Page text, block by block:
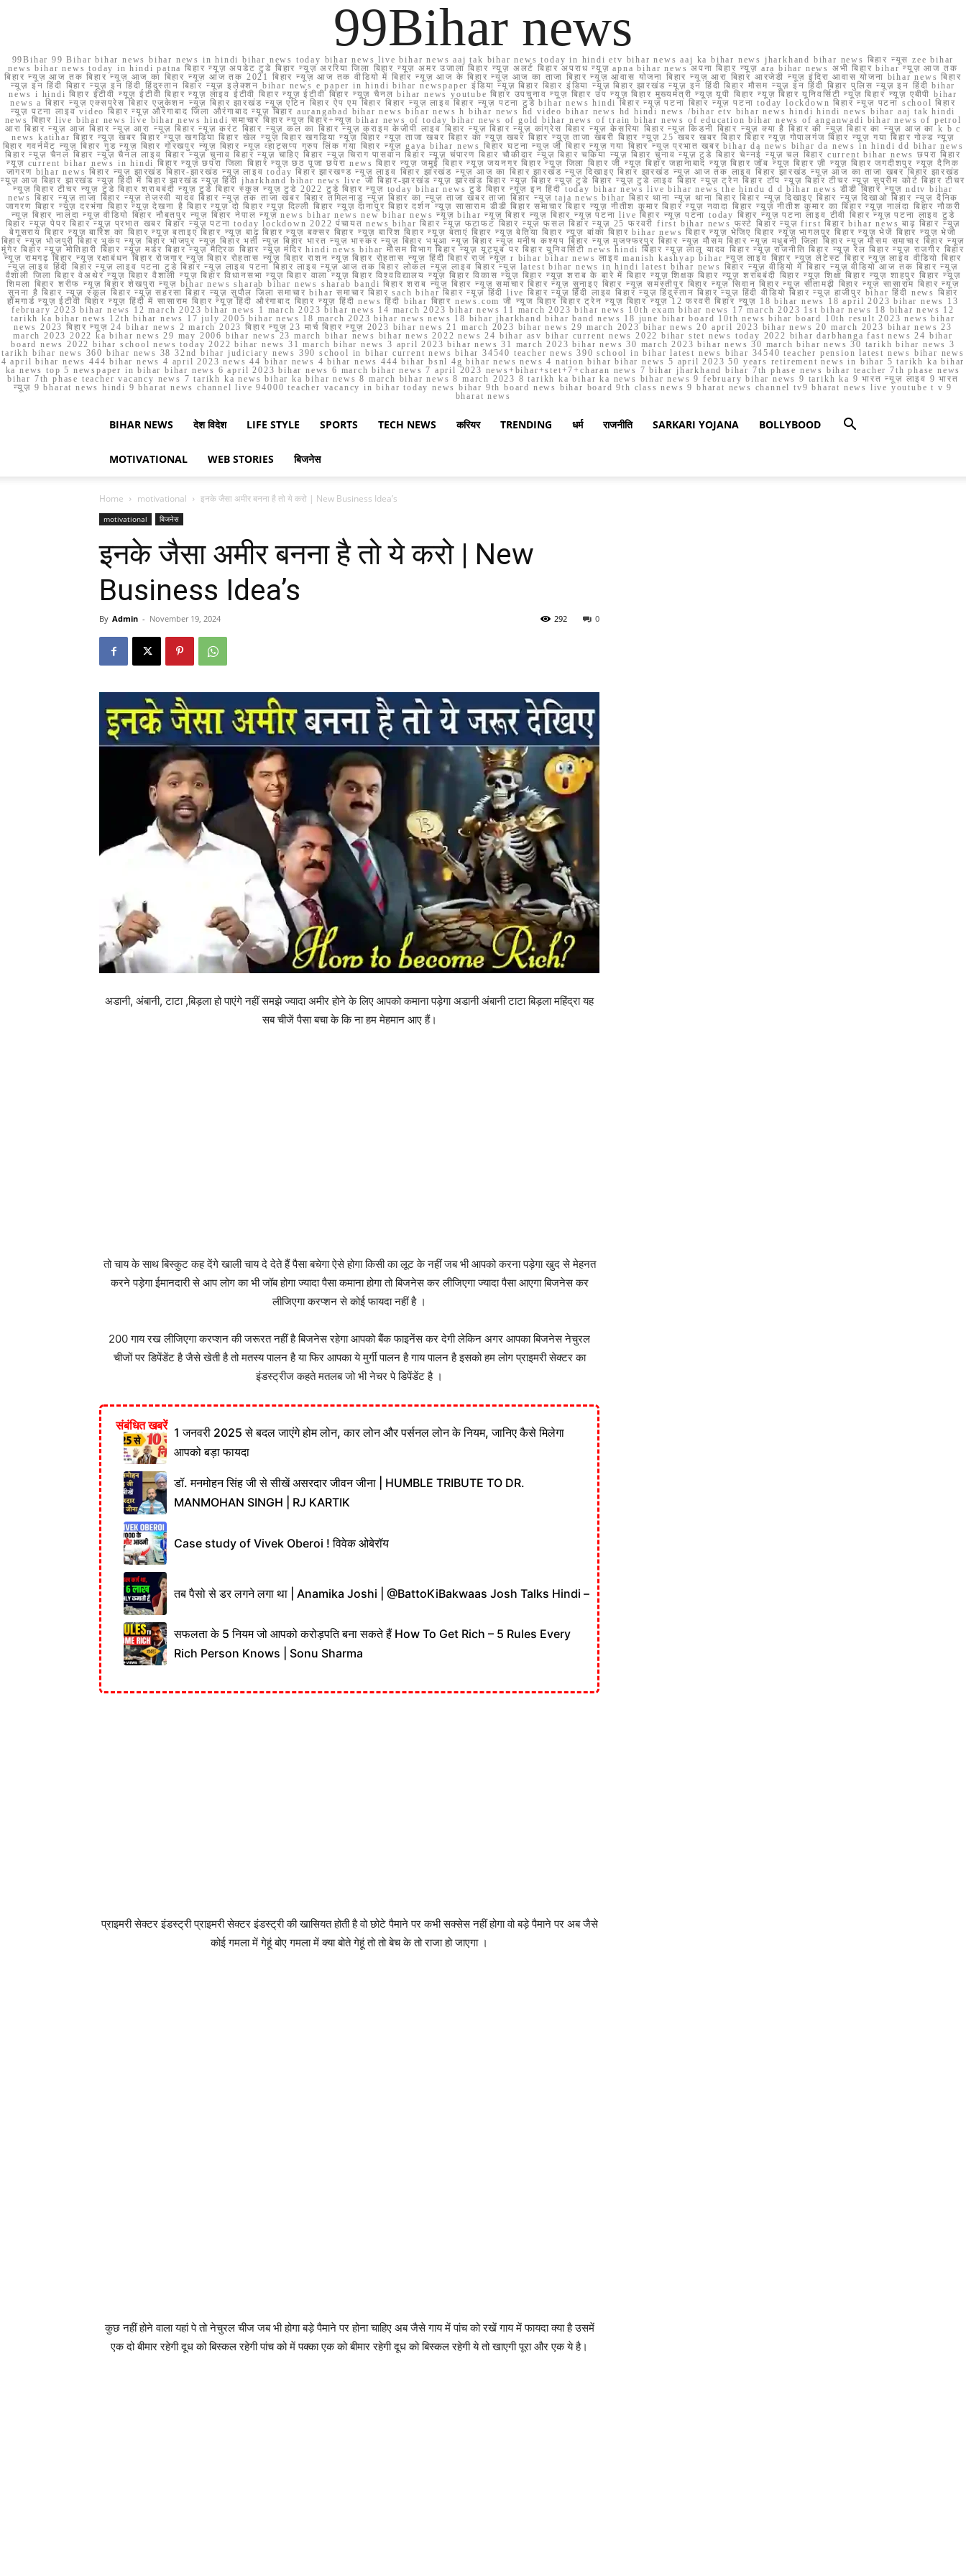
99Bihar news
99Bihar 99 Bihar bihar news bihar news in hindi bihar news today bihar news live bihar news aaj tak bihar news today in hindi etv bihar news aaj ka bihar news jharkhand bihar news बिहार न्यूस zee bihar
news bihar news today in hindi patna बिहार न्यूज़ अपडेट टुडे बिहार न्यूज़ अररिया जिला बिहार न्यूज़ अमर उजाला बिहार न्यूज़ अलर्ट बिहार अपराध न्यूज़ apna bihar news अपना बिहार न्यूज़ ara bihar news अभी बिहार bihar न्यूज़ आज तक
बिहार न्यूज़ आज तक बिहार न्यूज़ आज का बिहार न्यूज़ आज तक 2021 बिहार न्यूज़ आज तक वीडियो में बिहार न्यूज़ आज के बिहार न्यूज़ आज का ताजा बिहार न्यूज़ आवास योजना बिहार न्यूज़ आरा बिहार आरजेडी न्यूज़ इंदिरा आवास योजना bihar news बिहार
न्यूज़ इन हिंदी बिहार न्यूज़ इन हिंदी हिंदुस्तान बिहार न्यूज़ इलेक्शन bihar news e paper in hindi bihar newspaper इंडिया न्यूज़ बिहार बिहार इंडिया न्यूज़ बिहार झारखंड न्यूज़ इन हिंदी बिहार मौसम न्यूज़ इन हिंदी बिहार पुलिस न्यूज़ इन हिंदी bihar
news i hindi बिहार ईटीवी न्यूज़ ईटीवी बिहार न्यूज़ लाइव ईटीवी बिहार न्यूज़ ईटीवी बिहार न्यूज़ चैनल bihar news youtube बिहार उपचुनाव न्यूज़ बिहार उप न्यूज़ बिहार मुख्यमंत्री न्यूज़ यूपी बिहार न्यूज़ बिहार यूनिवर्सिटी न्यूज़ बिहार न्यूज़ एबीपी bihar
news a बिहार न्यूज़ एक्सप्रेस बिहार एजुकेशन न्यूज़ बिहार झारखंड न्यूज़ एटिन बिहार ऐप एम बिहार बिहार न्यूज़ लाइव बिहार न्यूज़ पटना टुडे bihar news hindi बिहार न्यूज़ पटना बिहार न्यूज़ पटना today lockdown बिहार न्यूज़ पटना school बिहार
न्यूज़ पटना लाइव video बिहार न्यूज़ औरंगाबाद जिला औरंगाबाद न्यूज़ बिहार aurangabad bihar news bihar news h bihar news hd video bihar news hd hindi news /bihar etv bihar news hindi hindi news bihar aaj tak hindi
news बिहार live bihar news live bihar news hindi समाचार बिहार न्यूज़ बिहार+न्यूज़ bihar news of today bihar news of gold bihar news of train bihar news of education bihar news of anganwadi bihar news of petrol
आरा बिहार न्यूज़ आज बिहार न्यूज़ आरा न्यूज़ बिहार न्यूज़ करंट बिहार न्यूज़ कल का बिहार न्यूज़ क्राइम केजीपी लाइव बिहार न्यूज़ बिहार न्यूज़ कांग्रेस बिहार न्यूज़ केसरिया बिहार न्यूज़ किडनी बिहार न्यूज़ क्या है बिहार की न्यूज़ बिहार का न्यूज़ आज का k b c
news katihar बिहार न्यूज़ खबर बिहार न्यूज़ खगड़िया बिहार खेल न्यूज़ बिहार खगड़िया न्यूज़ बिहार न्यूज़ ताजा खबर बिहार का न्यूज़ खबर बिहार न्यूज़ ताजा खबरी बिहार न्यूज़ 25 खबर खबर बिहार बिहार न्यूज़ गोपालगंज बिहार न्यूज़ गया बिहार गोल्ड न्यूज़
बिहार गवर्नमेंट न्यूज़ बिहार गुड न्यूज़ बिहार गोरखपुर न्यूज़ बिहार न्यूज़ व्हाट्सप्प ग्रुप लिंक गया बिहार न्यूज़ gaya bihar news बिहार घटना न्यूज़ जी बिहार न्यूज़ गया बिहार न्यूज़ प्रभात खबर bihar da news bihar da news in hindi dd bihar news
बिहार न्यूज़ चैनल बिहार न्यूज़ चैनल लाइव बिहार न्यूज़ चुनाव बिहार न्यूज़ चाहिए बिहार न्यूज़ चिराग पासवान बिहार न्यूज़ चंपारण बिहार चौकीदार न्यूज़ बिहार चकिया न्यूज़ बिहार चुनाव न्यूज़ टुडे बिहार चेन्नई न्यूज़ चल बिहार current bihar news छपरा बिहार
न्यूज़ current bihar news in hindi बिहार न्यूज़ छपरा जिला बिहार न्यूज़ छठ पूजा छपरा news बिहार न्यूज़ जमुई बिहार न्यूज़ जयनगर बिहार न्यूज़ जिला बिहार जी न्यूज़ बिहार जहानाबाद न्यूज़ बिहार जॉब न्यूज़ बिहार ज़ी न्यूज़ बिहार जगदीशपुर न्यूज़ दैनिक
जागरण bihar news बिहार न्यूज़ झारखंड बिहार-झारखंड न्यूज़ लाइव today बिहार झारखण्ड न्यूज़ लाइव बिहार झारखंड न्यूज़ आज का बिहार झारखंड न्यूज़ दिखाइए बिहार झारखंड न्यूज़ आज तक लाइव बिहार झारखंड न्यूज़ आज का ताजा खबर बिहार झारखंड
न्यूज़ आज बिहार झारखंड न्यूज़ हिंदी में बिहार झारखंड न्यूज़ हिंदी jharkhand bihar news live जी बिहार-झारखंड न्यूज़ झारखंड बिहार न्यूज़ बिहार न्यूज़ टुडे बिहार न्यूज़ टुडे लाइव बिहार न्यूज़ ट्रेन बिहार टॉप न्यूज़ बिहार टीचर न्यूज़ सुप्रीम कोर्ट बिहार टीचर
न्यूज़ बिहार टीचर न्यूज़ टुडे बिहार शराबबंदी न्यूज़ टुडे बिहार स्कूल न्यूज़ टुडे 2022 टुडे बिहार न्यूज़ today bihar news टुडे बिहार न्यूज़ इन हिंदी today bihar news live bihar news the hindu d d bihar news डीडी बिहार न्यूज़ ndtv bihar
news बिहार न्यूज़ ताजा बिहार न्यूज़ तेजस्वी यादव बिहार न्यूज़ तक ताजा खबर बिहार तमिलनाडु न्यूज़ बिहार का न्यूज़ ताजा खबर ताजा बिहार न्यूज़ taja news bihar बिहार थाना न्यूज़ थाना बिहार बिहार न्यूज़ दिखाइए बिहार न्यूज़ दिखाओ बिहार न्यूज़ दैनिक
जागरण बिहार न्यूज़ दरभंगा बिहार न्यूज़ देखना है बिहार न्यूज़ दो बिहार न्यूज़ दिल्ली बिहार न्यूज़ दानापुर बिहार दर्शन न्यूज़ सासाराम डीडी बिहार समाचार बिहार न्यूज़ नीतीश कुमार बिहार न्यूज़ नवादा बिहार न्यूज़ नीतीश कुमार का बिहार न्यूज़ नालंदा बिहार नौकरी
न्यूज़ बिहार नालंदा न्यूज़ वीडियो बिहार नौबतपुर न्यूज़ बिहार नेपाल न्यूज़ news bihar news new bihar news न्यूज़ bihar न्यूज़ बिहार न्यूज़ बिहार न्यूज़ पटना live बिहार न्यूज़ पटना today बिहार न्यूज़ पटना लाइव टीवी बिहार न्यूज़ पटना लाइव टुडे
बिहार न्यूज़ पेपर बिहार न्यूज़ प्रभात खबर बिहार न्यूज़ पटना today lockdown 2022 पंचायत news bihar बिहार न्यूज़ फटाफट बिहार न्यूज़ फसल बिहार न्यूज़ 25 फरवरी first bihar news फर्स्ट बिहार न्यूज़ first बिहार bihar news बाढ़ बिहार न्यूज़
बेगूसराय बिहार न्यूज़ बारिश का बिहार न्यूज़ बताइए बिहार न्यूज़ बाढ़ बिहार न्यूज़ बक्सर बिहार न्यूज़ बारिश बिहार न्यूज़ बताएं बिहार न्यूज़ बेतिया बिहार न्यूज़ बांका बिहार bihar news बिहार न्यूज़ भेजिए बिहार न्यूज़ भागलपुर बिहार न्यूज़ भेजें बिहार न्यूज़ भेजो
बिहार न्यूज़ भोजपुरी बिहार भूकंप न्यूज़ बिहार भोजपुर न्यूज़ बिहार भर्ती न्यूज़ बिहार भारत न्यूज़ भास्कर न्यूज़ बिहार भभुआ न्यूज़ बिहार न्यूज़ मनीष कश्यप बिहार न्यूज़ मुजफ्फरपुर बिहार न्यूज़ मौसम बिहार न्यूज़ मधुबनी जिला बिहार न्यूज़ मौसम समाचार बिहार न्यूज़
मुंगेर बिहार न्यूज़ मोतिहारी बिहार न्यूज़ मर्डर बिहार न्यूज़ मैट्रिक बिहार न्यूज़ मंदिर hindi news bihar मौसम विभाग बिहार न्यूज़ यूट्यूब पर बिहार यूनिवर्सिटी news hindi बिहार न्यूज़ लालू यादव बिहार न्यूज़ राजनीति बिहार न्यूज़ रेल बिहार न्यूज़ राजगीर बिहार
न्यूज़ रामगढ़ बिहार न्यूज़ रक्षाबंधन बिहार रोजगार न्यूज़ बिहार रोहतास न्यूज़ बिहार राशन न्यूज़ बिहार रोहतास न्यूज़ हिंदी बिहार राज न्यूज़ r bihar bihar news लाइव manish kashyap bihar न्यूज़ लाइव बिहार न्यूज़ लेटेस्ट बिहार न्यूज़ लाइव वीडियो बिहार
न्यूज़ लाइव हिंदी बिहार न्यूज़ लाइव पटना टुडे बिहार न्यूज़ लाइव पटना बिहार लाइव न्यूज़ आज तक बिहार लोकल न्यूज़ लाइव बिहार न्यूज़ latest bihar news in hindi latest bihar news बिहार न्यूज़ वीडियो में बिहार न्यूज़ वीडियो आज तक बिहार न्यूज़
वैशाली जिला बिहार वेअथेर न्यूज़ बिहार वैशाली न्यूज़ बिहार विधानसभा न्यूज़ बिहार वाला न्यूज़ बिहार विश्वविद्यालय न्यूज़ बिहार विकास न्यूज़ बिहार न्यूज़ शराब के बारे में बिहार न्यूज़ शिक्षक बिहार न्यूज़ शराबबंदी बिहार न्यूज़ शिक्षा बिहार न्यूज़ शाहपुर बिहार न्यूज़
शिमला बिहार शरीफ न्यूज़ बिहार शेखपुरा न्यूज़ bihar news sharab bihar news sharab bandi बिहार शराब न्यूज़ बिहार न्यूज़ समाचार बिहार न्यूज़ सुनाइए बिहार न्यूज़ समस्तीपुर बिहार न्यूज़ सिवान बिहार न्यूज़ सीतामढ़ी बिहार न्यूज़ सासाराम बिहार न्यूज़
सुनना है बिहार न्यूज़ स्कूल बिहार न्यूज़ सहरसा बिहार न्यूज़ सुपौल जिला समाचार bihar समाचार बिहार sach bihar बिहार न्यूज़ हिंदी live बिहार न्यूज़ हिंदी लाइव बिहार न्यूज़ हिंदुस्तान बिहार न्यूज़ हिंदी वीडियो बिहार न्यूज़ हाजीपुर bihar हिंदी news बिहार
होमगार्ड न्यूज़ ईटीवी बिहार न्यूज़ हिंदी में सासाराम बिहार न्यूज़ हिंदी औरंगाबाद बिहार न्यूज़ हिंदी news हिंदी bihar बिहार news.com जी न्यूज बिहार बिहार ट्रेन न्यूज़ बिहार न्यूज़ 12 फरवरी बिहार न्यूज़ 18 bihar news 18 april 2023 bihar news 13
february 2023 bihar news 12 march 2023 bihar news 1 march 2023 bihar news 14 march 2023 bihar news 11 march 2023 bihar news 10th exam bihar news 17 march 2023 1st bihar news 18 bihar news 12
tarikh ka bihar news 12th bihar news 17 july 2005 bihar news 18 march 2023 bihar news news 18 bihar jharkhand bihar band news 18 june bihar board 10th news bihar board 10th result 2023 news bihar
news 2023 बिहार न्यूज़ 24 bihar news 2 march 2023 बिहार न्यूज़ 23 मार्च बिहार न्यूज़ 2023 bihar news 21 march 2023 bihar news 29 march 2023 bihar news 20 april 2023 bihar news 20 march 2023 bihar news 23
march 2023 2022 ka bihar news 29 may 2006 bihar news 23 march bihar news bihar news 2022 news 24 bihar asv bihar current news 2022 bihar stet news today 2022 bihar darbhanga fast news 24 bihar
board news 2022 bihar school news today 2022 bihar news 31 march bihar news 3 april 2023 bihar news 31 march 2023 bihar news 30 march 2023 bihar news 30 march bihar news 30 tarikh bihar news 3
tarikh bihar news 360 bihar news 38 32nd bihar judiciary news 390 school in bihar current news bihar 34540 teacher news 390 school in bihar latest news bihar 34540 teacher pension latest news bihar news
4 april bihar news 444 bihar news 4 april 2023 news 44 bihar news 4 bihar news 444 bihar bsnl 4g bihar news news 4 nation bihar bihar news 5 april 2023 50 years retirement news in bihar 5 tarikh ka bihar
ka news top 5 newspaper in bihar bihar news 6 april 2023 bihar news 6 march bihar news 7 april 2023 news+bihar+stet+7+charan news 7 bihar jharkhand bihar 7th phase news bihar teacher 7th phase news
bihar 7th phase teacher vacancy news 7 tarikh ka news bihar ka bihar news 8 march bihar news 8 march 2023 8 tarikh ka bihar ka news bihar news 9 february bihar news 9 tarikh ka 9 भारत न्यूज़ लाइव 9 भारत
न्यूज़ 9 bharat news hindi 9 bharat news channel live 94000 teacher vacancy in bihar today news bihar 9th board news bihar board 9th class news 9 bharat news channel tv9 bharat news live youtube t v 9
bharat news
BIHAR NEWS देश विदेश LIFE STYLE SPORTS TECH NEWS करियर TRENDING धर्म राजनीति SARKARI YOJANA BOLLYBOOD
MOTIVATIONAL WEB STORIES बिजनेस
Home motivational इनके जैसा अमीर बनना है तो ये करो | New Business Idea’s
motivational बिजनेस
इनके जैसा अमीर बनना है तो ये करो | New
Business Idea’s
By Admin - November 19, 2024 0
292
अडानी, अंबानी, टाटा ,बिड़ला हो पाएंगे नहीं समझे ज्यादा अमीर होने के लिए आपको कमाना पड़ेगा अडानी अंबानी टाटा बिड़ला महिंद्रा यह
सब चीजें पैसा बचा के कि ना हम मेहमान आए हैं।
तो चाय के साथ बिस्कुट कह देंगे खाली चाय दे देते हैं पैसा बचेगा ऐसे होगा किसी का लूट के नहीं जब भी आपको करना पड़ेगा खुद से मेहनत
करने पड़ेगा ईमानदारी से आप लोग का भी जॉब होगा ज्यादा पैसा कमाना होगा तो बिजनेस कर लीजिएगा ज्यादा पैसा आएगा बिजनेस कर
लीजिएगा करप्शन से कोई फायदा नहीं है ।
200 गाय रख लीजिएगा करप्शन की जरूरत नहीं है बिजनेस रहेगा आपको बैंक फाइनेंस कर देगी लेकिन अगर आपका बिजनेस नेचुरल
चीजों पर डिपेंडेंट है जैसे खेती है तो मतस्य पालन है या फिर आपका ये मुर्गी पालन है गाय पालन है इसको हम लोग प्राइमरी सेक्टर का
इंडस्ट्रीज कहते मतलब जो भी नेचर पे डिपेंडेंट है ।
संबंधित खबरें 1 जनवरी 2025 से बदल जाएंगे होम लोन, कार लोन और पर्सनल लोन के नियम, जानिए कैसे मिलेगा
आपको बड़ा फायदा
डॉ. मनमोहन सिंह जी से सीखें असरदार जीवन जीना | HUMBLE TRIBUTE TO DR.
MANMOHAN SINGH | RJ KARTIK
Case study of Vivek Oberoi ! विवेक ओबेरॉय
तब पैसो से डर लगने लगा था | Anamika Joshi | ‪@BattoKiBakwaas‬ Josh Talks Hindi –
सफलता के 5 नियम जो आपको करोड़पति बना सकते हैं How To Get Rich – 5 Rules Every
Rich Person Knows | Sonu Sharma
प्राइमरी सेक्टर इंडस्ट्री प्राइमरी सेक्टर इंडस्ट्री की खासियत होती है वो छोटे पैमाने पर कभी सक्सेस नहीं होगा वो बड़े पैमाने पर अब जैसे
कोई गमला में गेहूं बोए गमला में क्या बोते गेहूं तो तो बेच के तो राजा हो जाएगा ।
कुछ नहीं होने वाला यहां पे तो नेचुरल चीज जब भी होगा बड़े पैमाने पर होना चाहिए अब जैसे गाय में पांच को रखें गाय में फायदा क्या है उसमें
एक दो बीमार रहेगी दूध को बिस्कल रहेगी पांच को में पक्का एक को बीमार रहेगी दूध को बिस्कल रहेगी ये तो खाएगी पूरा और एक ये है।